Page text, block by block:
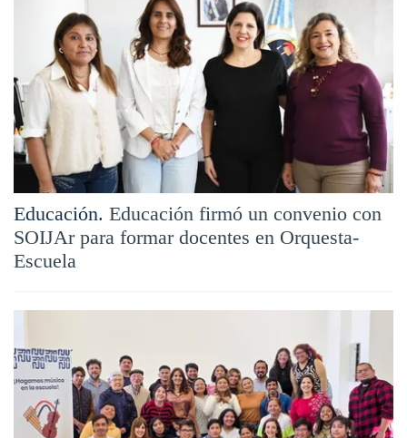
Educación. Educación firmó un convenio con
SOIJAr para formar docentes en Orquesta-
Escuela